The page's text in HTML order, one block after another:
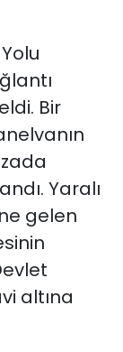
Bir
Yaralı
gelen
altına